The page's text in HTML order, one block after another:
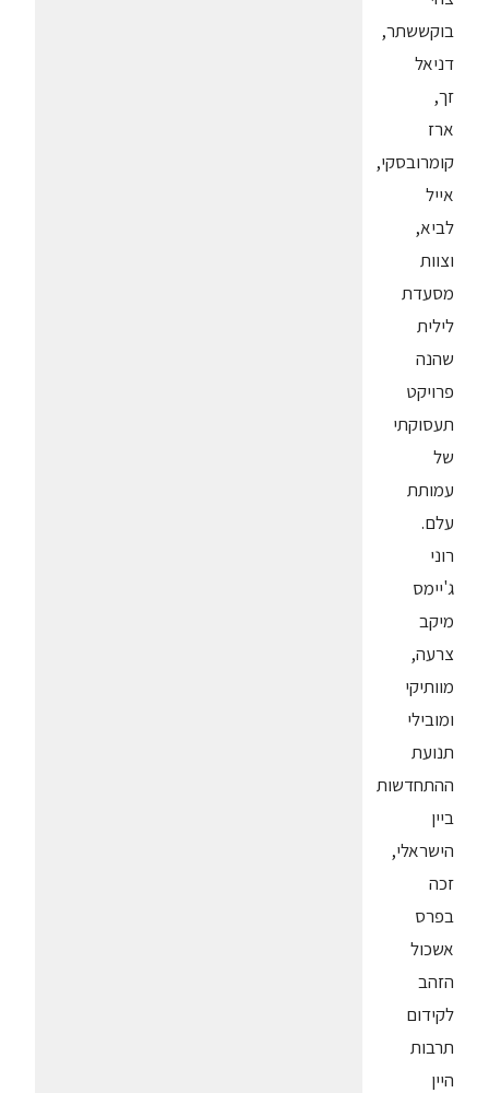
בוקששתר,
דניאל
זך,
ארז
קומרובסקי,
אייל
לביא,
וצוות
מסעדת
לילית
שהנה
פרויקט
תעסוקתי
של
עמותת
עלם.
רוני
ג'יימס
מיקב
צרעה,
מוותיקי
ומובילי
תנועת
ההתחדשות
ביין
הישראלי,
זכה
בפרס
אשכול
הזהב
לקידום
תרבות
היין